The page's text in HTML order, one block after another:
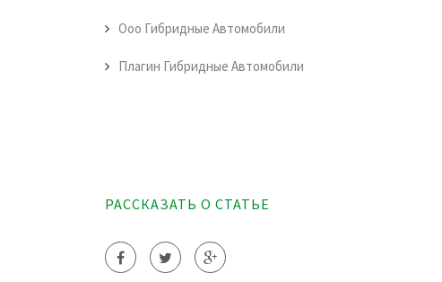
Ооо Гибридные Автомобили
Плагин Гибридные Автомобили
РАССКАЗАТЬ О СТАТЬЕ